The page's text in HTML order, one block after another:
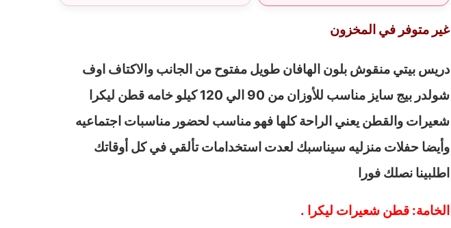
غير متوفر في المخزون
دريس بيتي منقوش بلون الهافان طويل مفتوح من الجانب والاكتاف اوف
شولدر بيج سايز مناسب للأوزان من 90 الي 120 كيلو خامه قطن ليكرا
شعيرات والقطن يعني الراحة كلها فهو مناسب لحضور مناسبات اجتماعيه
وأيضا حفلات منزليه سيناسبك لعدت استخدامات تألقي في كل أوقاتك
اطلبينا نصلك فورا
الخامة: قطن شعيرات ليكرا .